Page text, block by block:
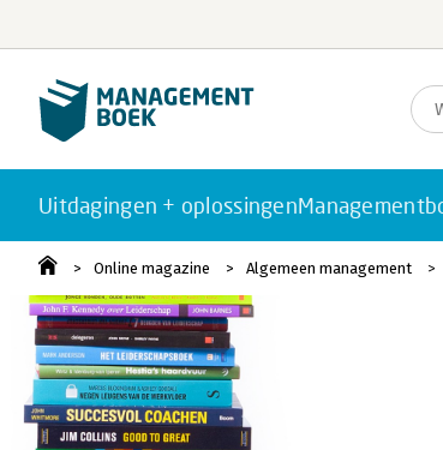
Uitdagingen + oplossingen
Online magazine Algemeen management